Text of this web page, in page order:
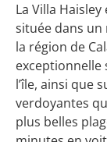
La Villa
située dans
la région de
exceptionnelle
l’île, ainsi que
verdoyantes
plus belles